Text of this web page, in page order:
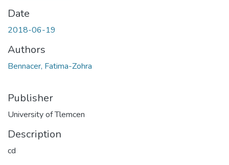
Date
2018-06-19
Authors
Bennacer, Fatima-Zohra
Publisher
University of Tlemcen
Description
cd